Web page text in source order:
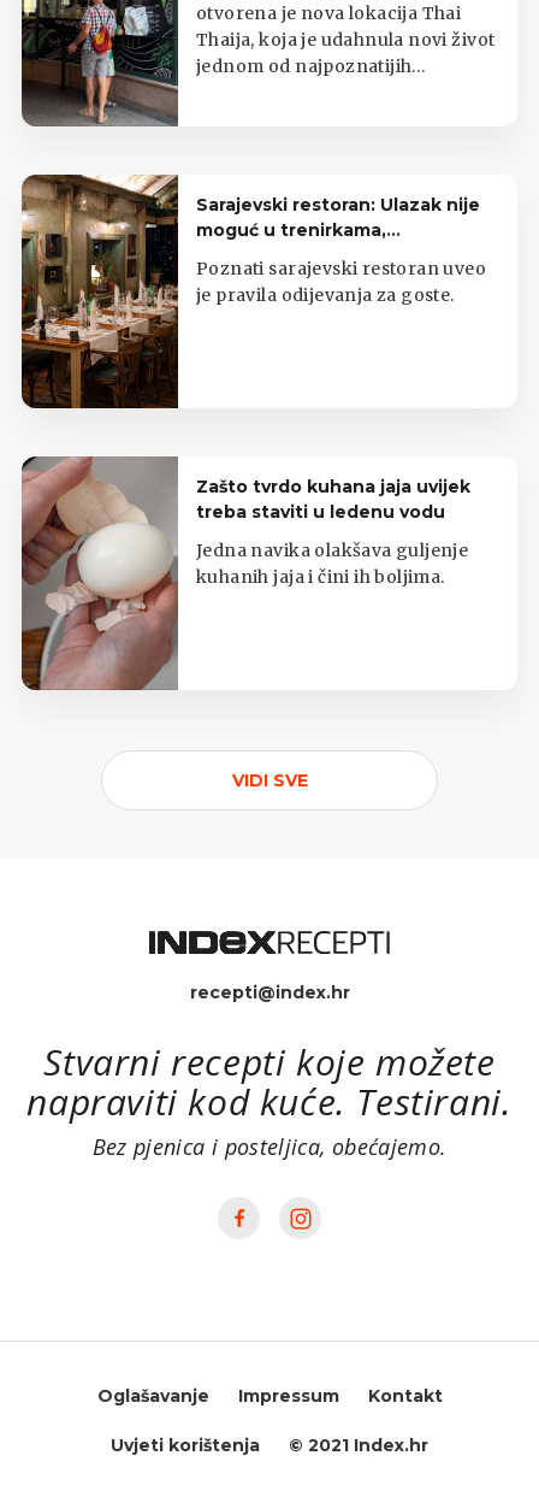
otvorena je nova lokacija Thai
Thaija, koja je udahnula novi život
jednom od najpoznatijih
Sarajevski restoran: Ulazak nije
moguć u trenirkama,
potkošuljama i japankama
Poznati sarajevski restoran uveo
je pravila odijevanja za goste.
Zašto tvrdo kuhana jaja uvijek
treba staviti u ledenu vodu
Jedna navika olakšava guljenje
kuhanih jaja i čini ih boljima.
VIDI SVE
recepti@index.hr
Stvarni recepti koje možete
napraviti kod kuće. Testirani.
Bez pjenica i posteljica, obećajemo.
Oglašavanje Impressum Kontakt
Uvjeti korištenja © 2021 Index.hr